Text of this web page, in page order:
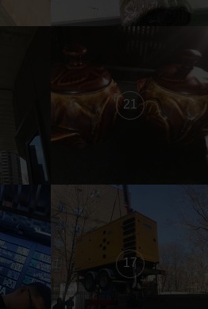
21
17